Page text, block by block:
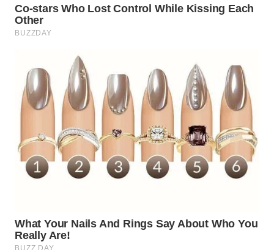
WN
SURABAYA
WN
NATUNA
WN
WN
MANDALIKA
WN